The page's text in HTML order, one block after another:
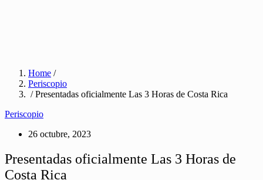
Home /
Periscopio
/ Presentadas oficialmente Las 3 Horas de Costa Rica
Periscopio
26 octubre, 2023
Presentadas oficialmente Las 3 Horas de
Costa Rica